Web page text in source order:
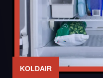
KOLDAIR